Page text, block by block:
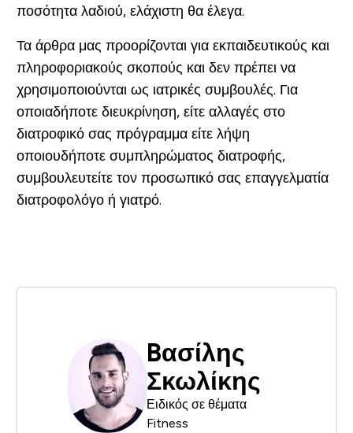
ποσότητα λαδιού, ελάχιστη θα έλεγα.
Τα άρθρα μας προορίζονται για εκπαιδευτικούς και
πληροφοριακούς σκοπούς και δεν πρέπει να
χρησιμοποιούνται ως ιατρικές συμβουλές. Για
οποιαδήποτε διευκρίνηση, είτε αλλαγές στο
διατροφικό σας πρόγραμμα είτε λήψη
οποιουδήποτε συμπληρώματος διατροφής,
συμβουλευτείτε τον προσωπικό σας επαγγελματία
διατροφολόγο ή γιατρό.
Bασίλης
Σκωλίκης
Ειδικός σε θέματα
Fitness